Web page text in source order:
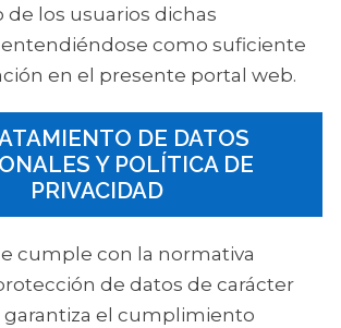
los usuarios dichas
como suficiente
en el presente portal web.
DE DATOS
Y POLÍTICA DE
PRIVACIDAD
cumple con la normativa
de datos de carácter
garantiza el cumplimiento